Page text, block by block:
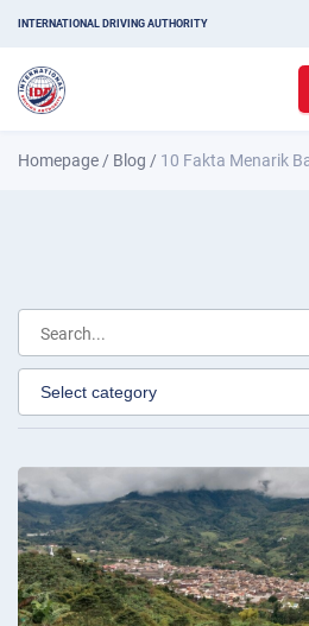
INTERNATIONAL DRIVING AUTHORITY
Homepage / Blog / 10 Fakta Menarik